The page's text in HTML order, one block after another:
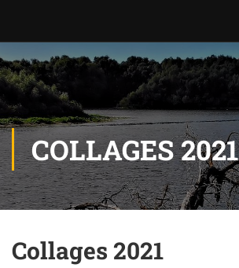
COLLAGES 2021
Collages 2021